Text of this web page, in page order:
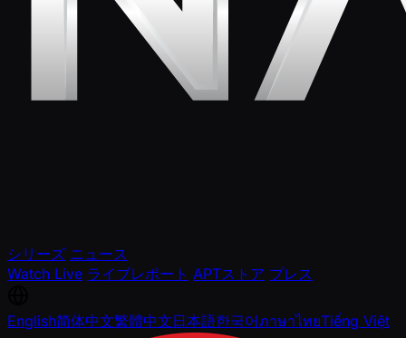
シリーズ ニュース
Watch Live ライブレポート APTストア プレス
English简体中文繁體中文日本語한국어ภาษาไทยTiếng Việt